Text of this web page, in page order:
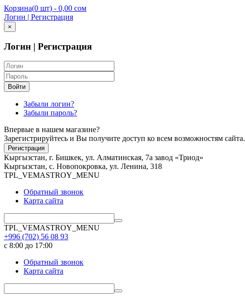
Корзина(0 шт) - 0,00 сом
Логин | Регистрация
×
Логин | Регистрация
Войти
Забыли логин?
Забыли пароль?
Впервые в нашем магазине?
Зарегистрируйтесь и Вы получите доступ ко всем возможностям сайта.
Регистрация
Кыргызстан, г. Бишкек, ул. Алматинская, 7а завод «Триод»
Кыргызстан, с. Новопокровка, ул. Ленина, 318
TPL_VEMASTROY_MENU
Обратный звонок
Карта сайта
TPL_VEMASTROY_MENU
+996 (702) 56 08 93
с 8:00 до 17:00
Обратный звонок
Карта сайта